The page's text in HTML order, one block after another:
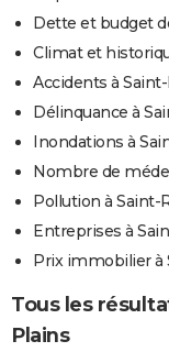
Dette et budget
Climat et
Accidents à
Délinquance à
Inondations à
Nombre de
Pollution à Saint-
Entreprises à
Prix immobilier à
Tous les
Plains